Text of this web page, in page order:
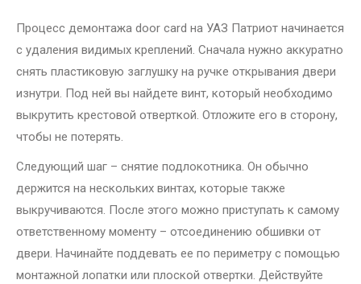
Процесс демонтажа door card на УАЗ Патриот начинается
с удаления видимых креплений. Сначала нужно аккуратно
снять пластиковую заглушку на ручке открывания двери
изнутри. Под ней вы найдете винт, который необходимо
выкрутить крестовой отверткой. Отложите его в сторону,
чтобы не потерять.
Следующий шаг – снятие подлокотника. Он обычно
держится на нескольких винтах, которые также
выкручиваются. После этого можно приступать к самому
ответственному моменту – отсоединению обшивки от
двери. Начинайте поддевать ее по периметру с помощью
монтажной лопатки или плоской отвертки. Действуйте